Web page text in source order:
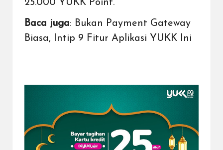
25.000 YUKK Point.
Baca juga: Bukan Payment Gateway
Biasa, Intip 9 Fitur Aplikasi YUKK Ini